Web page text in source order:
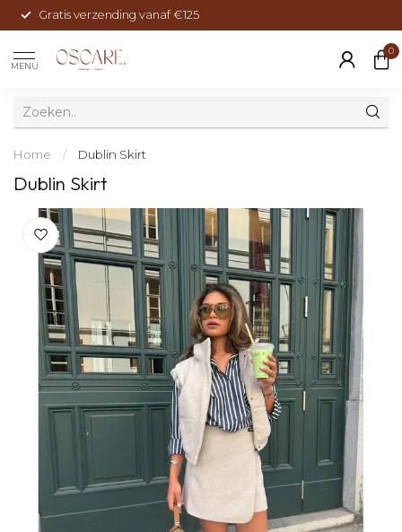
Gratis verzending vanaf €125
MENU
0
Home / Dublin Skirt
Dublin Skirt